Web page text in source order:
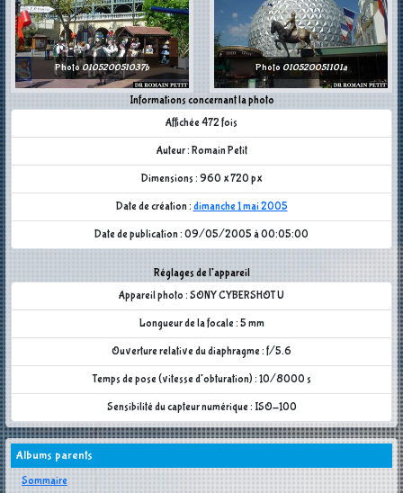
Photo010520051037b
Informations concernant la photo
Affichée 472 fois
Auteur : Romain Petit
Dimensions : 960 x 720 px
Date de création : dimanche 1 mai 2005
Date de publication : 09/05/2005 à 00:05:00
Réglages de l'appareil
Appareil photo : SONY CYBERSHOT U
Longueur de la focale : 5 mm
Ouverture relative du diaphragme : f/5.6
Temps de pose (vitesse d'obturation) : 10/8000 s
Sensibilité du capteur numérique : ISO-100
Photo 010520051101a
Albums parents
Sommaire